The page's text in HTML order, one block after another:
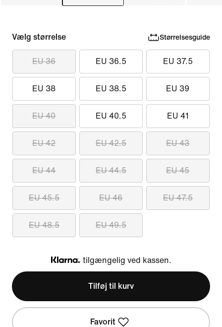
Vælg størrelse Størrelsesguide
EU 36 EU 36.5 EU 37.5
EU 38 EU 38.5 EU 39
EU 40 EU 40.5 EU 41
EU 42 EU 42.5 EU 43
EU 44 EU 44.5 EU 45
EU 45.5 EU 46 EU 47.5
EU 48.5 EU 49.5
Klarna
tilgængelig ved kassen.
Tilføj til kurv
Favorit